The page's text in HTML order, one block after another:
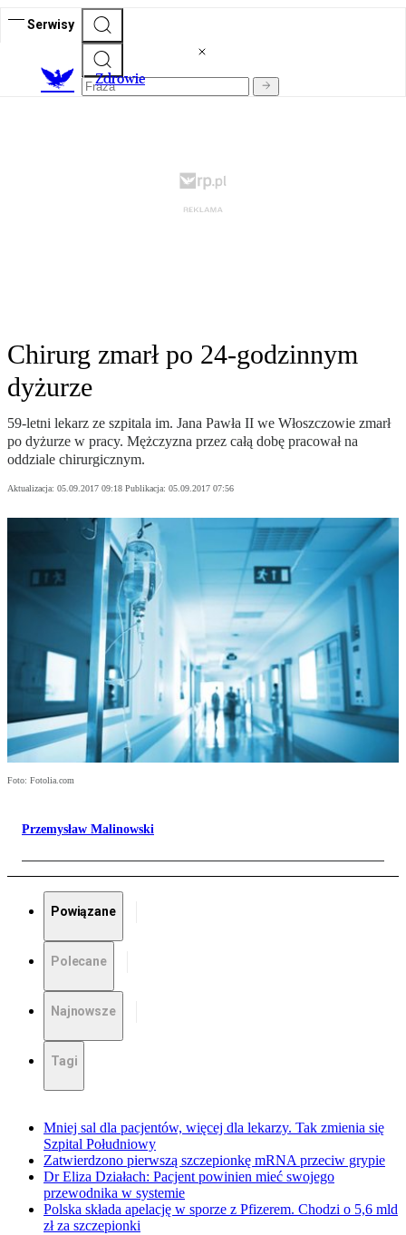
Serwisy
Zdrowie
Chirurg zmarł po 24-godzinnym
dyżurze
59-letni lekarz ze szpitala im. Jana Pawła II we Włoszczowie zmarł
po dyżurze w pracy. Mężczyzna przez całą dobę pracował na
oddziale chirurgicznym.
Aktualizacja: 05.09.2017 09:18 Publikacja: 05.09.2017 07:56
Foto: Fotolia.com
Przemysław Malinowski
Powiązane
Polecane
Najnowsze
Tagi
Mniej sal dla pacjentów, więcej dla lekarzy. Tak zmienia się
Szpital Południowy
Zatwierdzono pierwszą szczepionkę mRNA przeciw grypie
Dr Eliza Działach: Pacjent powinien mieć swojego
przewodnika w systemie
Polska składa apelację w sporze z Pfizerem. Chodzi o 5,6 mld
zł za szczepionki